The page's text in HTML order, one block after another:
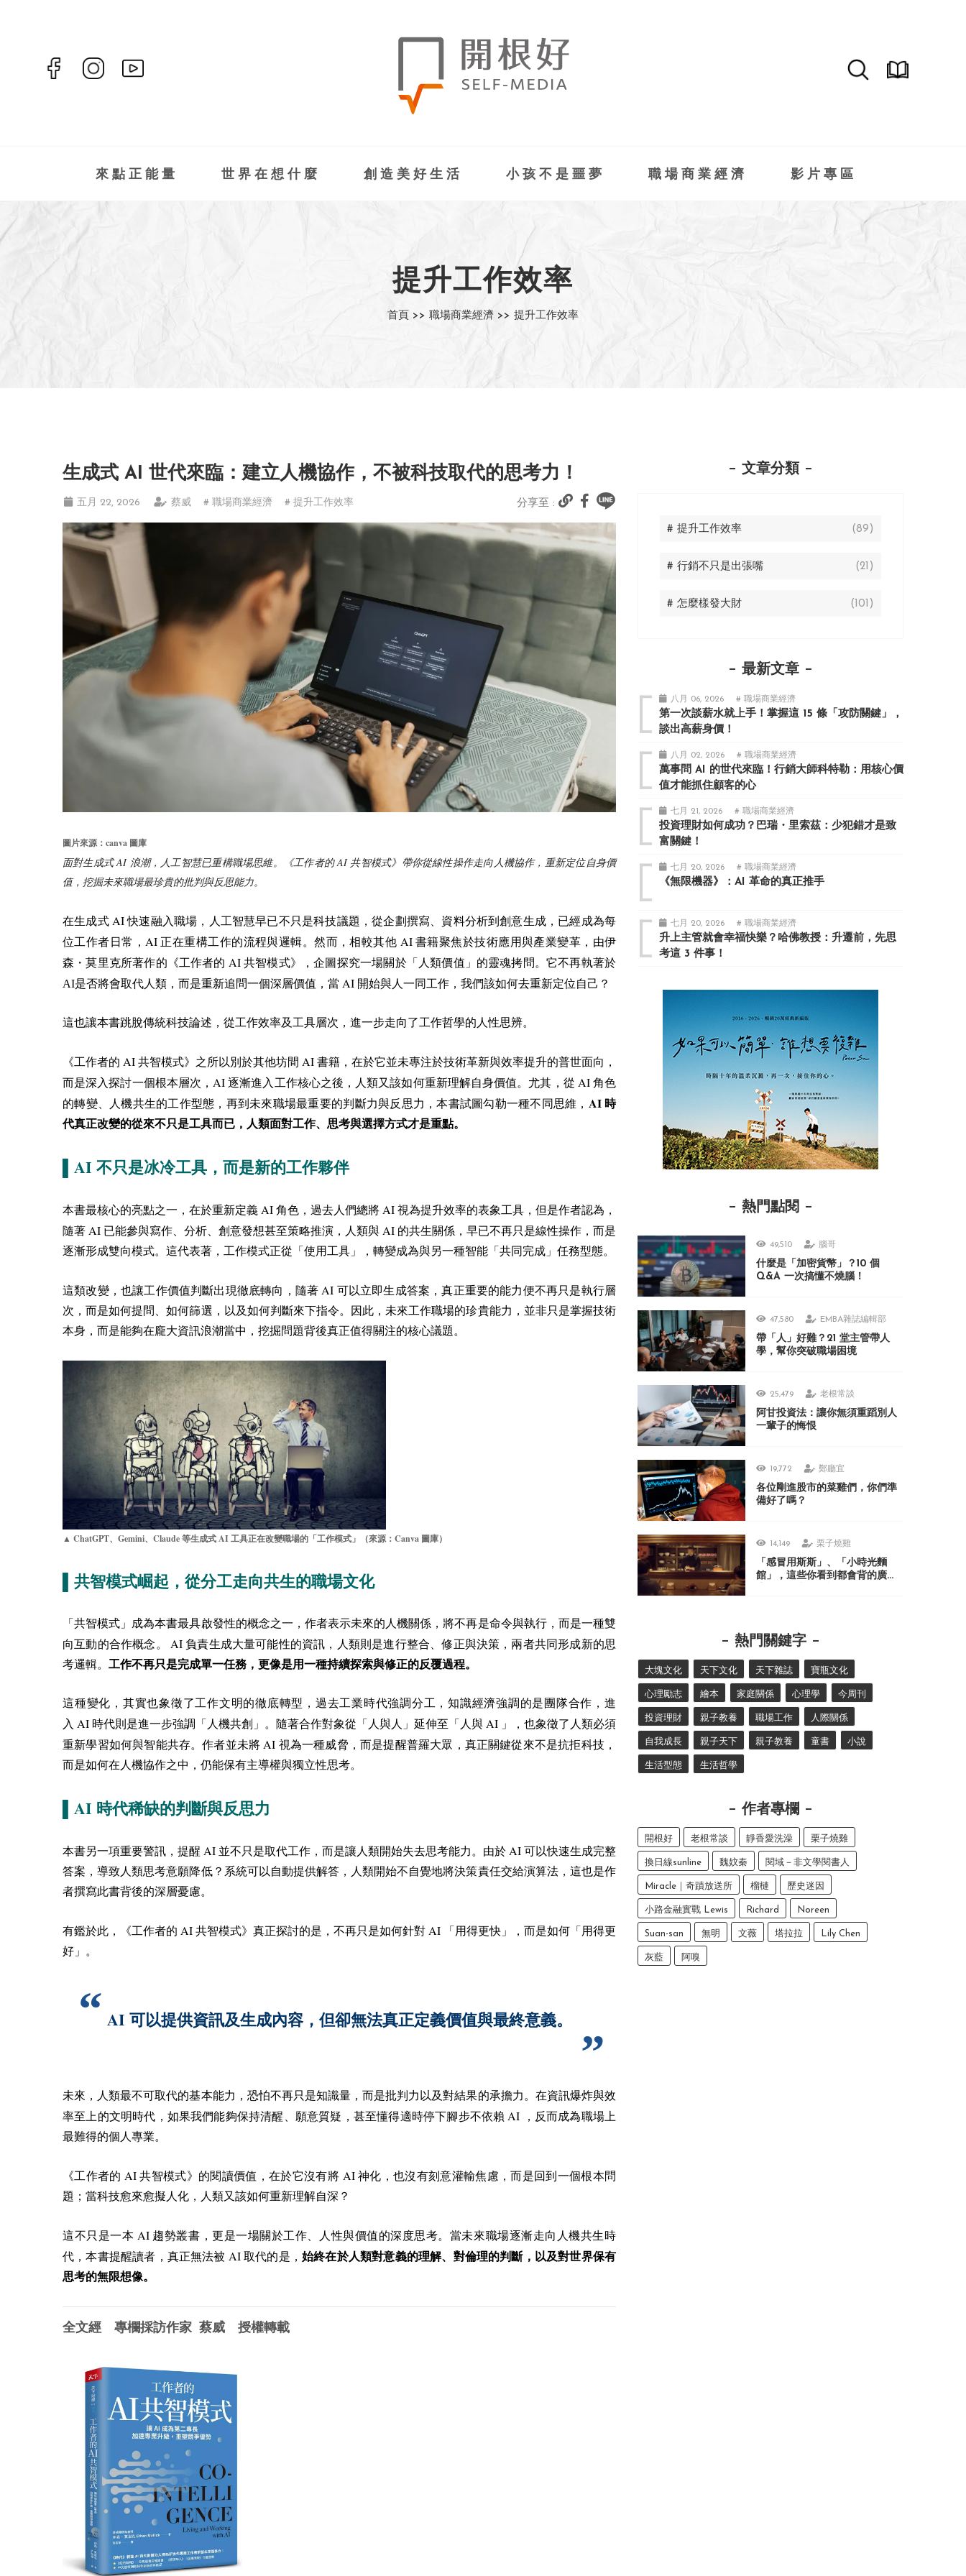
來點正能量 世界在想什麼 創造美好生活 小孩不是噩夢 職場商業經濟 影片專區
提升工作效率
首頁 >> 職場商業經濟 >> 提升工作效率
生成式 AI 世代來臨：建立人機協作，不被科技取代的思考力！
五月 22, 2026 蔡威 # 職場商業經濟 # 提升工作效率 分享至 :
圖片來源： canva 圖庫
面對生成式AI浪潮，人工智慧已重構職場思維。《工作者的AI 共智模式》帶你從線性操作走向人機協作，重新定位自身價
值，挖掘未來職場最珍貴的批判與反思能力。
在生成式 AI快速融入職場，人工智慧早已不只是科技議題，從企劃撰寫、資料分析到創意生成，已經成為每
位工作者日常， AI 正在重構工作的流程與邏輯。然而，相較其他 AI書籍聚焦於技術應用與產業變革，由伊
森・莫里克所著作的《工作者的 AI共智模式》，企圖探究一場關於「人類價值」的靈魂拷問。它不再執著於
AI是否將會取代人類，而是重新追問一個深層價值，當 AI 開始與人一同工作，我們該如何去重新定位自己？
這也讓本書跳脫傳統科技論述，從工作效率及工具層次，進一步走向了工作哲學的人性思辨。
《工作者的 AI 共智模式》之所以別於其他坊間 AI 書籍，在於它並未專注於技術革新與效率提升的普世面向，
而是深入探討一個根本層次， AI 逐漸進入工作核心之後，人類又該如何重新理解自身價值。尤其，從 AI角色
的轉變、人機共生的工作型態，再到未來職場最重要的判斷力與反思力，本書試圖勾勒一種不同思維， AI時
代真正改變的從來不只是工具而已，人類面對工作、思考與選擇方式才是重點。
AI 不只是冰冷工具，而是新的工作夥伴
本書最核心的亮點之一，在於重新定義 AI 角色，過去人們總將 AI 視為提升效率的表象工具，但是作者認為，
隨著 AI 已能參與寫作、分析、創意發想甚至策略推演，人類與 AI 的共生關係，早已不再只是線性操作，而是
逐漸形成雙向模式。這代表著，工作模式正從「使用工具」，轉變成為與另一種智能「共同完成」任務型態。
這類改變，也讓工作價值判斷出現徹底轉向，隨著 AI 可以立即生成答案，真正重要的能力便不再只是執行層
次，而是如何提問、如何篩選，以及如何判斷來下指令。因此，未來工作職場的珍貴能力，並非只是掌握技術
本身，而是能夠在龐大資訊浪潮當中，挖掘問題背後真正值得關注的核心議題。
▲ ChatGPT、 Gemini、 Claude 等生成式 AI 工具正在改變職場的「工作模式」（來源： Canva 圖庫）​
共智模式崛起，從分工走向共生的職場文化
「共智模式」成為本書最具啟發性的概念之一，作者表示未來的人機關係，將不再是命令與執行，而是一種雙
向互動的合作概念。 AI 負責生成大量可能性的資訊，人類則是進行整合、修正與決策，兩者共同形成新的思
考邏輯。 工作不再只是完成單一任務，更像是用一種持續探索與修正的反覆過程。
這種變化，其實也象徵了工作文明的徹底轉型，過去工業時代強調分工，知識經濟強調的是團隊合作，進
入 AI 時代則是進一步強調「人機共創」。隨著合作對象從「人與人」延伸至「人與 AI 」，也象徵了人類必須
重新學習如何與智能共存。作者並未將AI 視為一種威脅，而是提醒普羅大眾，真正關鍵從來不是抗拒科技，
而是如何在人機協作之中，仍能保有主導權與獨立性思考。
AI 時代稀缺的判斷與反思力
本書另一項重要警訊，提醒 AI 並不只是取代工作，而是讓人類開始失去思考能力。由於 AI 可以快速生成完整
答案，導致人類思考意願降低？系統可以自動提供解答，人類開始不自覺地將決策責任交給演算法，這也是作
者撰寫此書背後的深層憂慮。
有鑑於此，《工作者的 AI 共智模式》真正探討的是，不再只是如何針對 AI
「用得更快」，而是如何「用得更
好」。
AI 可以提供資訊及生成內容，但卻無法真正定義價值與最終意義。
未來，人類最不可取代的基本能力，恐怕不再只是知識量，而是批判力以及對結果的承擔力。在資訊爆炸與效
率至上的文明時代，如果我們能夠保持清醒、願意質疑，甚至懂得適時停下腳步不依賴AI
，反而成為職場上
最難得的個人專業。
《工作者的AI共智模式》的閱讀價值，在於它沒有將 AI 神化，也沒有刻意灌輸焦慮，而是回到一個根本問
題；當科技愈來愈擬人化，人類又該如何重新理解自深？
這不只是一本 AI 趨勢叢書，更是一場關於工作、人性與價值的深度思考。當未來職場逐漸走向人機共生時
代，本書提醒讀者，真正無法被 AI取代的是，始終在於人類對意義的理解、對倫理的判斷，以及對世界保有
思考的無限想像。
全文經 專欄採訪作家 蔡威 授權轉載
文章分類
# 提升工作效率 (89)
# 行銷不只是出張嘴 (21)
# 怎麼樣發大財 (101)
最新文章
八月 06, 2026 # 職場商業經濟
第一次談薪水就上手！掌握這 15 條「攻防關鍵」，
談出高薪身價！
八月 02, 2026 # 職場商業經濟
萬事問 AI 的世代來臨！行銷大師科特勒：用核心價
值才能抓住顧客的心
七月 21, 2026 # 職場商業經濟
投資理財如何成功？巴瑞・里索茲：少犯錯才是致
富關鍵！
七月 20, 2026 # 職場商業經濟
《無限機器》：AI 革命的真正推手
七月 20, 2026 # 職場商業經濟
升上主管就會幸福快樂？哈佛教授：升遷前，先思
考這 3 件事！
熱門點閱
49,510 腦哥
什麼是「加密貨幣」？10 個
Q&A 一次搞懂不燒腦！
47,580 EMBA雜誌編輯部
帶「人」好難？21 堂主管帶人
學，幫你突破職場困境
25,479 老根常談
阿甘投資法：讓你無須重蹈別人
一輩子的悔恨
19,772 鄭廳宜
各位剛進股市的菜雞們，你們準
備好了嗎？
14,149 栗子燒雞
「感冒用斯斯」、「小時光麵
館」，這些你看到都會背的廣
熱門關鍵字
大塊文化 天下文化 天下雜誌 寶瓶文化
心理勵志 繪本 家庭關係 心理學 今周刊
投資理財 親子教養 職場工作 人際關係
自我成長 親子天下 親子教養 童書 小說
生活型態 生活哲學
作者專欄
開根好 老根常談 靜香愛洗澡 栗子燒雞
換日線sunline 魏妏秦 閱域－非文學閱書人
Miracle｜奇蹟放送所 榴槤 歷史迷因
小路金融實戰 Lewis Richard Noreen
Suan-san 無明 文薇 塔拉拉 Lily Chen
灰藍 阿嗅